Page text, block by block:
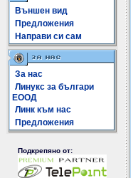
Външен вид
Предложения
Направи си сам
За нас
Линукс за българи
ЕООД
Линк към нас
Предложения
Подкрепяно от: